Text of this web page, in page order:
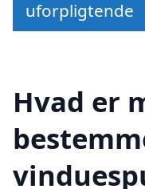
uforpligtende
Hvad er